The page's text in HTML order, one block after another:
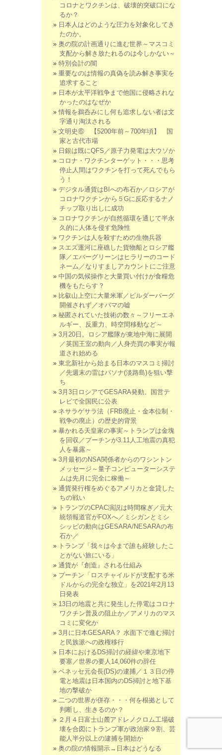
コロナとワクチンは、破壊的突破口にな
るか？
日本人はどのような圧力を対象化してき
たのか。
奥の院の計画通りに進む世界～マスコミ
支配から解き放たれるのは今しかない～
特別会計の闇
重要なのは情報の真偽を読み解き事実を
追求すること
日本が太平洋戦争まで他国に侵略されな
かったのはなぜか
情報を鵜呑みにし何も追求しない者は文
字通り淘汰される
文明史⑥ 【5200年前～700年頃】 国
家と古代市場
日銀は既にQFS／原子力発電は大ウソか
コロナ・ワクチンターゲット・・・思考
停止人間はワクチンを打って死んでもら
う！
デジタル通貨はBIへの布石か／ロシアが
コロナワクチンから５Gに反応するナノ
チップ取り出しに成功
コロナワクチンが自然循環を通じて半永
久的に人体を侵す危険性
ワクチンは人を殺すための生物兵器
スエズ運河に座礁した貨物船とロシア艦
隊／エバーグリーンはヒラリーのコード
ネーム／なりすましアカウントにご注意
中国の気候操作と大量買い付けが食糧危
機をもたらす？
比叡山上空に大量米軍／ビルダーバーグ
開催されず／オバマの嘘
秘匿されていた技術の数々～フリーエネ
ルギー、反重力、時空間移動など～
3月20日。ロシア艦隊が東地中海に展開
／英国王室の動向／人身売買の事実が報
道され始める
東北新社から始まる日本のマスコミ掃討
／先週末の雷はパソナ(淡路島)を狙い撃
ち
3月3日ロシアでGESARA発動。国営テ
レビで全国民に公表
ネサラゲサラ法（FRB廃止・金本位制・
戦争の廃止）の歴史的背景
暴かれる天皇家の事実～トランプは金塊
を回収／プーチンが3.11人工地震の真犯
人を暴露～
3月最初のNSA関係者からのワシントン
メッセージ～量子コンピューターシステ
ムは先月に完全に稼働～
通貨発行権をめぐるアメリカと金貸した
ちの戦い
トランプのCPAC演説は時間稼ぎ／元大
統領報道官がFOXへ／ミシガンとミシ
シッピの動向はGESARA/NESARAの布
石か／
トランプ「我々は今まで誰も経験したこ
とがない旅にいる」
通貨が『創造』される仕組み
プーチン「ロスチャイルドが支配する米
ドルからの完全な独立」を2021年2月13
日発表
13日の地震と共に発生した停電はコロナ
ワクチン普及の阻止か／アメリカのマス
コミに変化か
3月に日本GESARA？ 水面下で進む掃討
と民族派への政権移行
日本におけるDS掃討の経緯や東京地下
要塞／世界の要人14,060件の辞任
ベネッセ元会長(DS)の逮捕／１３日の停
電と地震は日本国内のDS掃討と地下基
地の撃破か
二つの世界が併存・・・何を根拠として
判断し、生きるのか？
２月４日富士山麓アドレノクロム工場破
壊を合図にトランプ軍が政治家９割、芸
能人半分以上の逮捕を開始か
奥の院の情報開示→日本はどうなる